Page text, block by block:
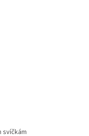
svíčkám